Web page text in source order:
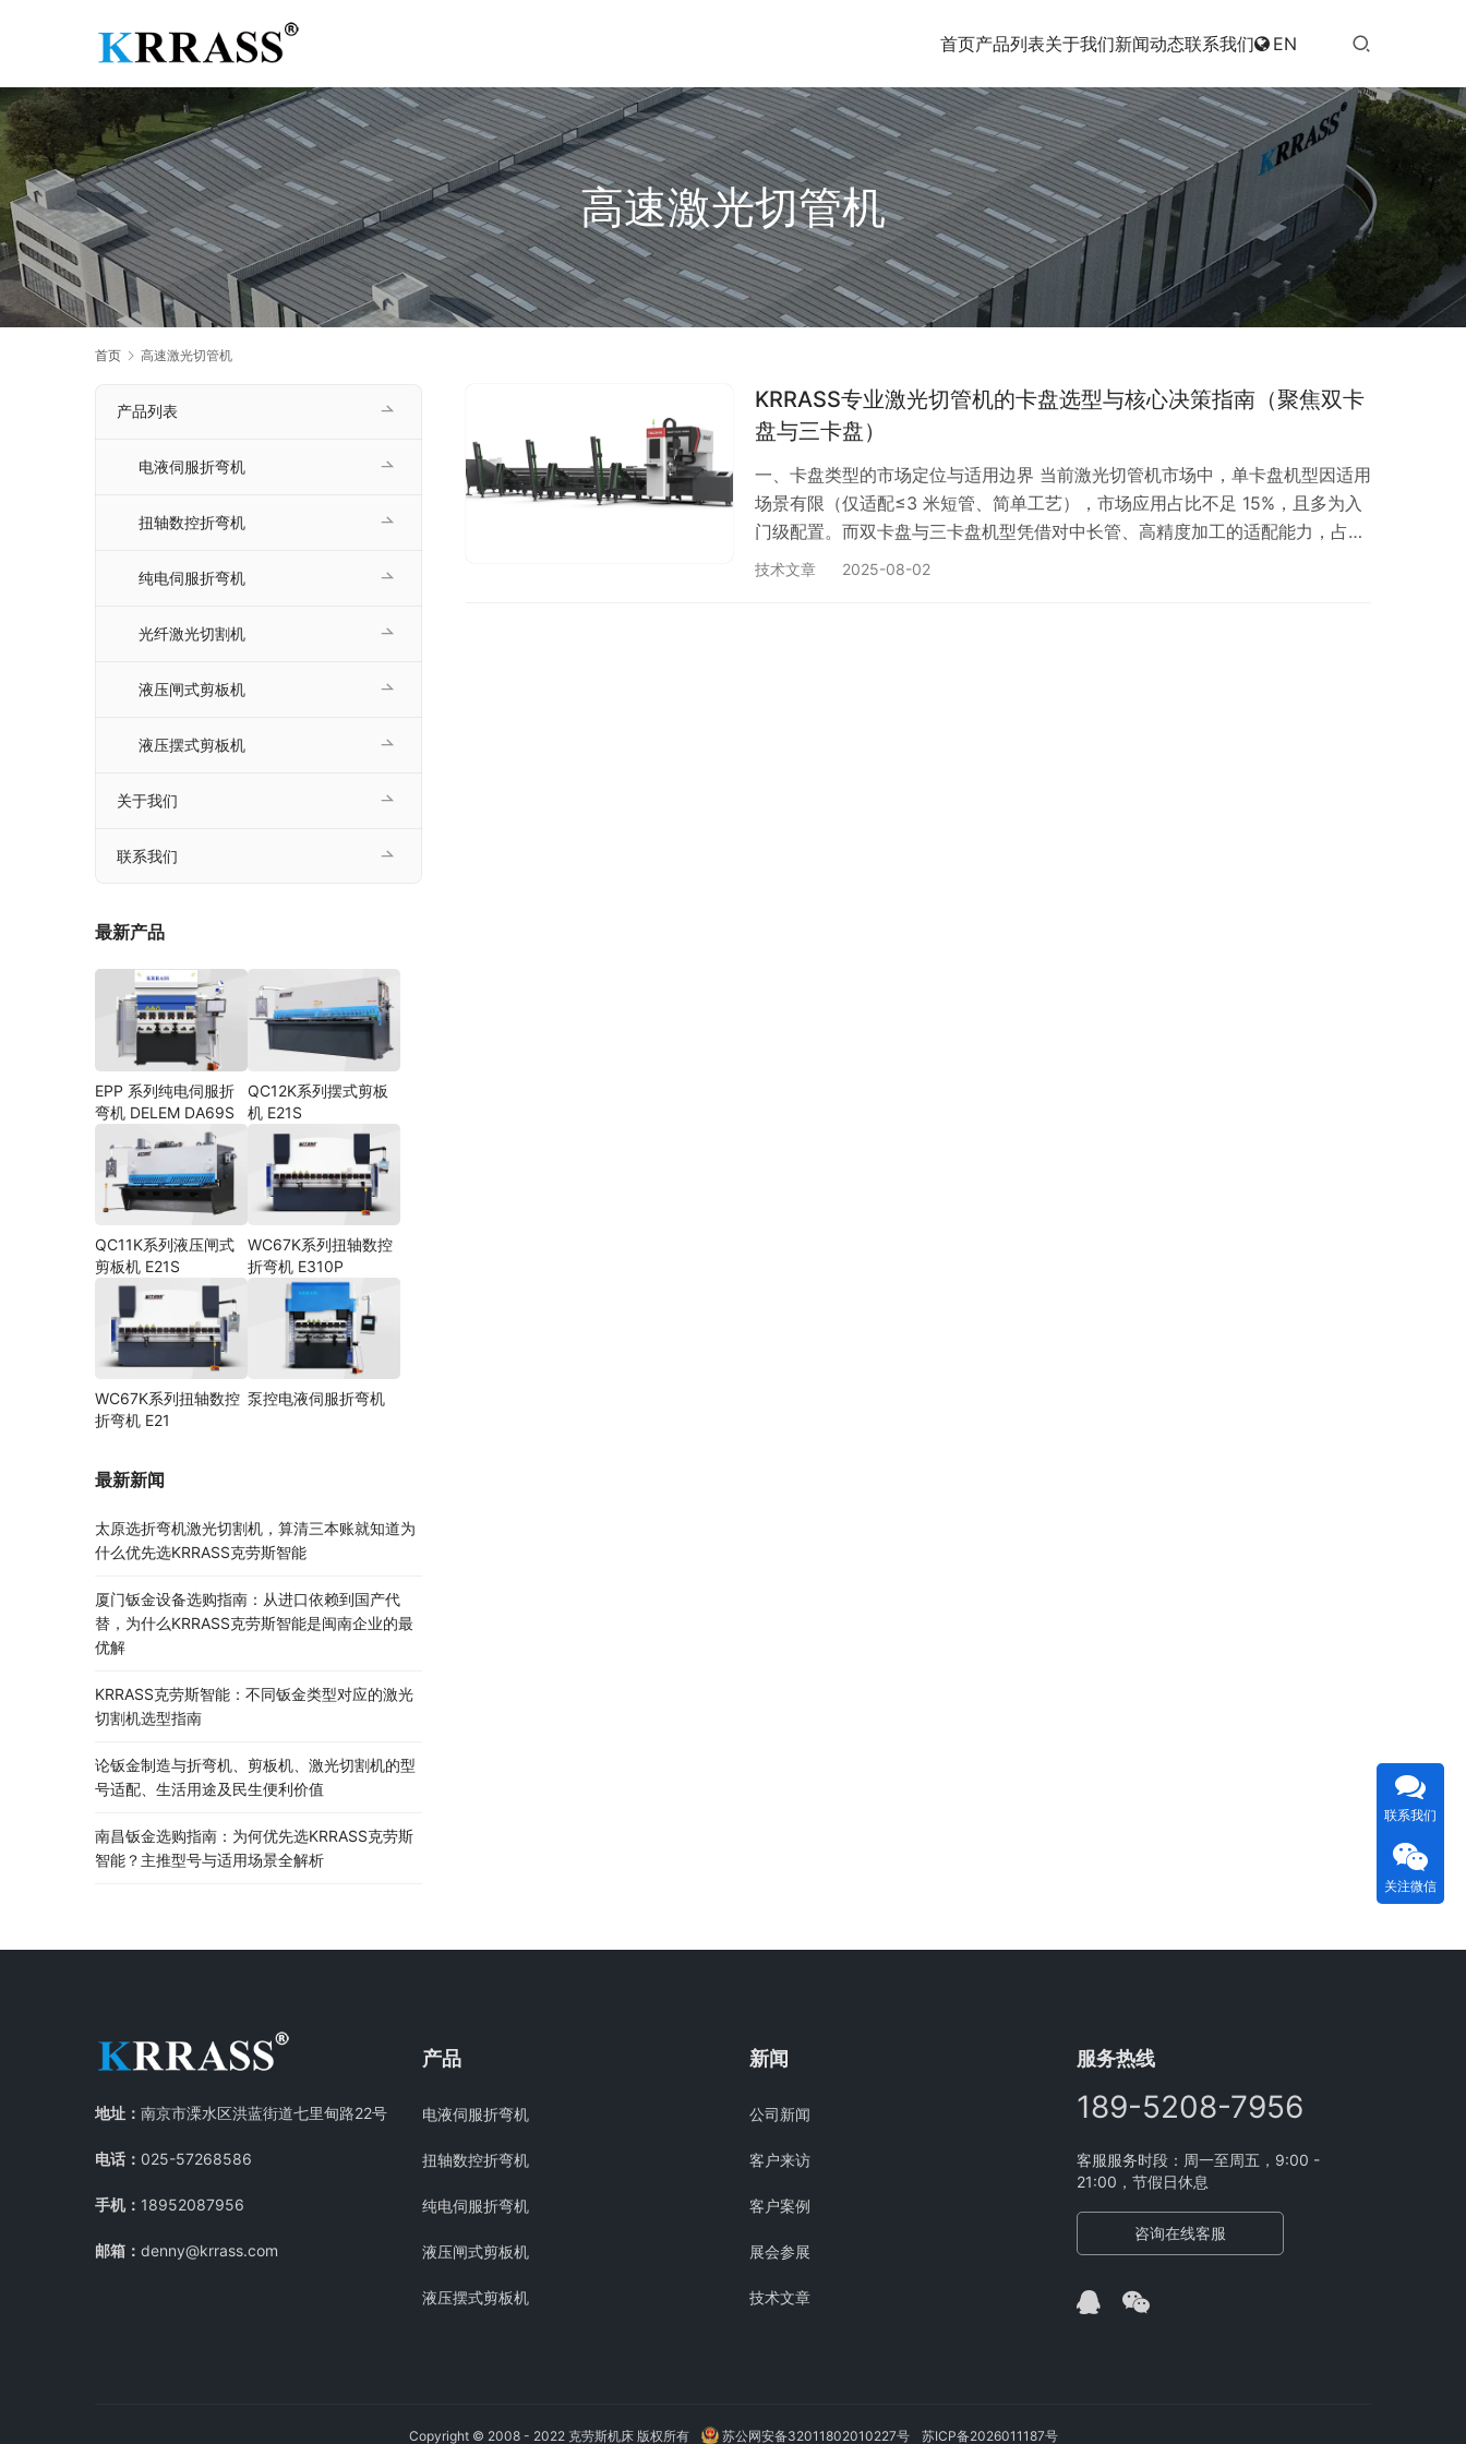
首页产品列表关于我们新闻动态联系我们 EN
高速激光切管机
首页 高速激光切管机
KRRASS专业激光切管机的卡盘选型与核心决策指南（聚焦双卡
盘与三卡盘）
一、卡盘类型的市场定位与适用边界 当前激光切管机市场中，单卡盘机型因适用
场景有限（仅适配≤3 米短管、简单工艺），市场应用占比不足 15%，且多为入
门级配置。而双卡盘与三卡盘机型凭借对中长管、高精度加工的适配能力，占据
85% 以上的主流市场份额，成为专业级生产的核心选择。 1. 单卡盘系统：小众
技术文章 2025-08-02
产品列表
电液伺服折弯机
扭轴数控折弯机
纯电伺服折弯机
光纤激光切割机
液压闸式剪板机
液压摆式剪板机
关于我们
联系我们
最新产品
EPP 系列纯电伺服折
弯机 DELEM DA69S
QC12K系列摆式剪板
机 E21S
QC11K系列液压闸式
剪板机 E21S
WC67K系列扭轴数控
折弯机 E310P
WC67K系列扭轴数控
折弯机 E21
泵控电液伺服折弯机
最新新闻
太原选折弯机激光切割机，算清三本账就知道为
什么优先选KRRASS克劳斯智能
厦门钣金设备选购指南：从进口依赖到国产代
替，为什么KRRASS克劳斯智能是闽南企业的最
优解
KRRASS克劳斯智能：不同钣金类型对应的激光
切割机选型指南
论钣金制造与折弯机、剪板机、激光切割机的型
号适配、生活用途及民生便利价值
南昌钣金选购指南：为何优先选KRRASS克劳斯
智能？主推型号与适用场景全解析
地址： 南京市溧水区洪蓝街道七里甸路22号
电话： 025-57268586
手机： 18952087956
邮箱： denny@krrass.com
产品
电液伺服折弯机
扭轴数控折弯机
纯电伺服折弯机
液压闸式剪板机
液压摆式剪板机
新闻
公司新闻
客户来访
客户案例
展会参展
技术文章
服务热线
189-5208-7956
客服服务时段：周一至周五，9:00 -
21:00，节假日休息
咨询在线客服
Copyright © 2008 - 2022 克劳斯机床 版权所有 苏公网安备32011802010227号 苏ICP备2026011187号
联系我们
关注微信